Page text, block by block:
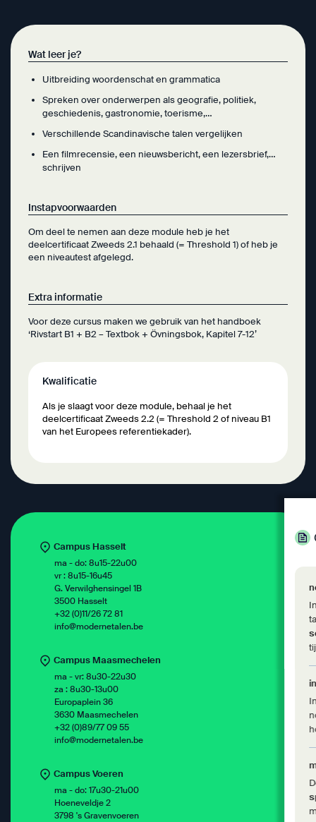
Wat leer je?
Uitbreiding woordenschat en grammatica
Spreken over onderwerpen als geografie, politiek,
geschiedenis, gastronomie, toerisme,…
Verschillende Scandinavische talen vergelijken
Een filmrecensie, een nieuwsbericht, een lezersbrief,…
schrijven
Instapvoorwaarden
Om deel te nemen aan deze module heb je het
deelcertificaat Zweeds 2.1 behaald (= Threshold 1) of heb je
een niveautest afgelegd.
Extra informatie
Voor deze cursus maken we gebruik van het handboek
‘Rivstart B1 + B2 – Textbok + Övningsbok, Kapitel 7-12’
Kwalificatie
Als je slaagt voor deze module, behaal je het
deelcertificaat Zweeds 2.2 (= Threshold 2 of niveau B1
van het Europees referentiekader).
Campus Hasselt
ma - do: 8u15-22u00
vr : 8u15-16u45
G. Verwilghensingel 1B
3500 Hasselt
+32 (0)11/26 72 81
info@modernetalen.be
Campus Maasmechelen
ma - vr: 8u30-22u30
za : 8u30-13u00
Europaplein 36
3630 Maasmechelen
+32 (0)89/77 09 55
info@modernetalen.be
Campus Voeren
ma - do: 17u30-21u00
Hoeneveldje 2
3798 's Gravenvoeren